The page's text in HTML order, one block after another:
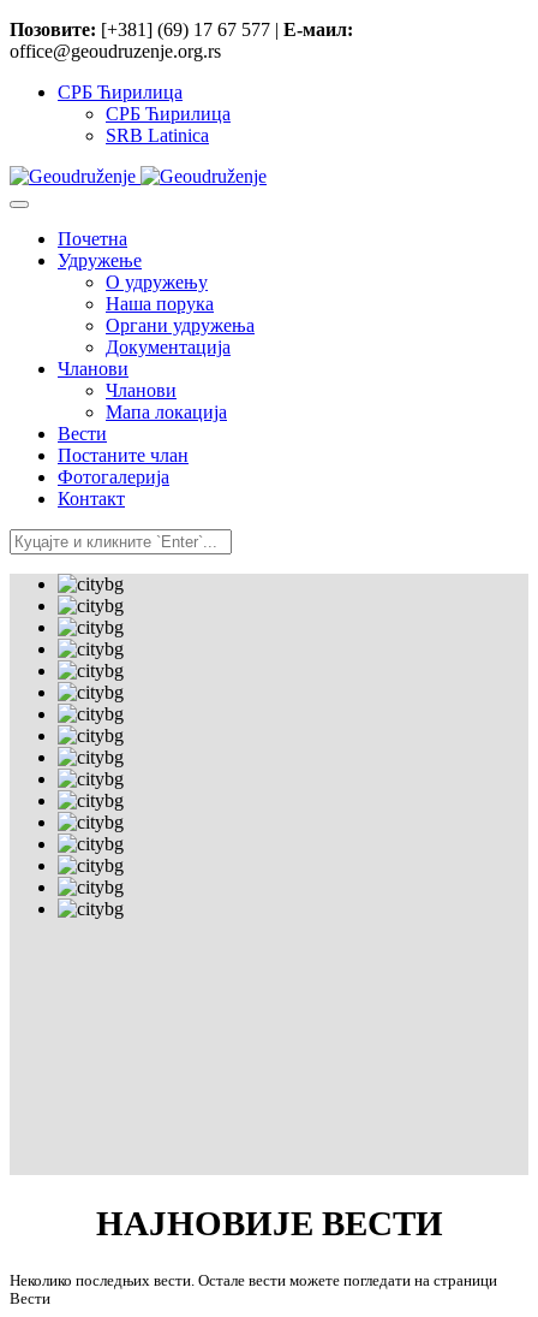
Позовите: [+381] (69) 17 67 577 | Е-маил:
office@geoudruzenje.org.rs
СРБ Ћирилица
СРБ Ћирилица
SRB Latinica
Почетна
Удружење
O удружењу
Наша порука
Органи удружења
Документација
Чланови
Чланови
Мапа локација
Вести
Постаните члан
Фотогалерија
Контакт
НАЈНОВИЈЕ ВЕСТИ
Неколико последњих вести. Остале вести можете погледати на страници
Вести